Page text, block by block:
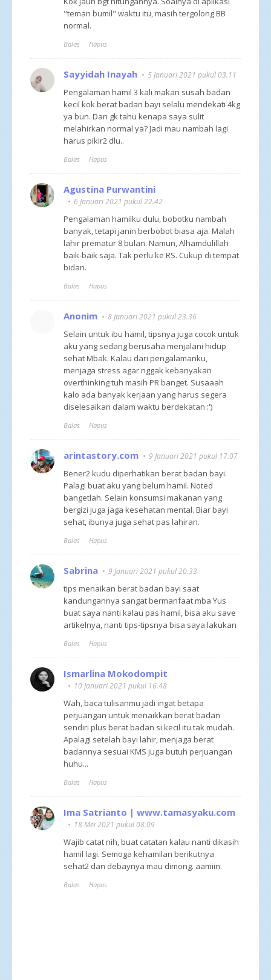
"teman bumil" waktu itu, masih tergolong BB
normal.
Balas Hapus
Sayyidah Inayah 5 Januari 2021 pukul 03.11
Pengalaman hamil 3 kali makan susah badan
kecil kok berat badan bayi selalu mendekati 4kg
ya bun. Dan gk tahu kenapa saya sulit
melahirkan normal ya? Jadi mau nambah lagi
harus pikir2 dlu..
Balas Hapus
Agustina Purwantini
6 Januari 2021 pukul 22.42
Pengalaman hamilku dulu, bobotku nambah
banyak, tetapi janin berbobot biasa aja. Malah
lahir prematur 8 bulan. Namun, Alhamdulillah
baik-baik saja. Tak perlu ke RS. Cukup di tempat
bidan.
Balas Hapus
Anonim 8 Januari 2021 pukul 23.36
Selain untuk ibu hamil, tipsnya juga cocok untuk
aku yang sedang berusaha menjalani hidup
sehat Mbak. Kalau dari pengalamanku,
menjaga stress agar nggak kebanyakan
overthinking tuh masih PR banget. Susaaah
kalo ada banyak kerjaan yang harus segera
diselesaikan dalam waktu berdekatan :')
Balas Hapus
arintastory.com 9 Januari 2021 pukul 17.07
Bener2 kudu diperhatikan berat badan bayi.
Palagi buat aku yang belum hamil. Noted
bangetlah. Selain konsumsi makanan yang
bergizi juga jaga kesehatan mental. Biar bayi
sehat, ibunya juga sehat pas lahiran.
Balas Hapus
Sabrina 9 Januari 2021 pukul 20.33
tips menaikan berat badan bayi saat
kandungannya sangat bermanfaat mba Yus
buat saya nanti kalau pas hamil, bisa aku save
artikelnya, nanti tips-tipsnya bisa saya lakukan
Balas Hapus
Ismarlina Mokodompit
10 Januari 2021 pukul 16.48
Wah, baca tulisanmu jadi ingat betapa
perjuangan untuk menaikkan berat badan
sendiri plus berat badan si kecil itu tak mudah.
Apalagi setelah bayi lahir, menjaga berat
badannya sesuai KMS juga butuh perjuangan
huhu...
Balas Hapus
Ima Satrianto | www.tamasyaku.com
18 Mei 2021 pukul 08.09
Wajib catat nih, buat catatan kalau nanti dikasih
hamil lagi. Semoga kehamilan berikutnya
sehat2 dan debaynya mau dimong. aamiin.
Balas Hapus